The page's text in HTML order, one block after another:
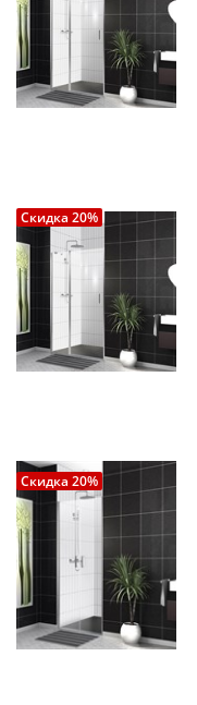
Скидка 20%
Скидка 20%